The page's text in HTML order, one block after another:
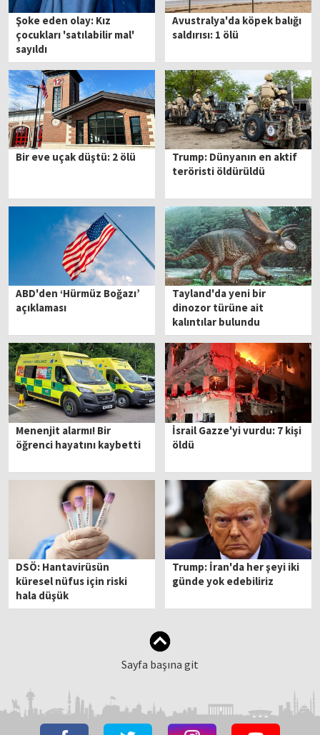
Şoke eden olay: Kız
çocukları 'satılabilir mal'
sayıldı
Avustralya'da köpek balığı
saldırısı: 1 ölü
Bir eve uçak düştü: 2 ölü
Trump: Dünyanın en aktif
teröristi öldürüldü
ABD'den ‘Hürmüz Boğazı’
açıklaması
Tayland'da yeni bir
dinozor türüne ait
kalıntılar bulundu
Menenjit alarmı! Bir
öğrenci hayatını kaybetti
İsrail Gazze'yi vurdu: 7 kişi
öldü
DSÖ: Hantavirüsün
küresel nüfus için riski
hala düşük
Trump: İran'da her şeyi iki
günde yok edebiliriz
Sayfa başına git